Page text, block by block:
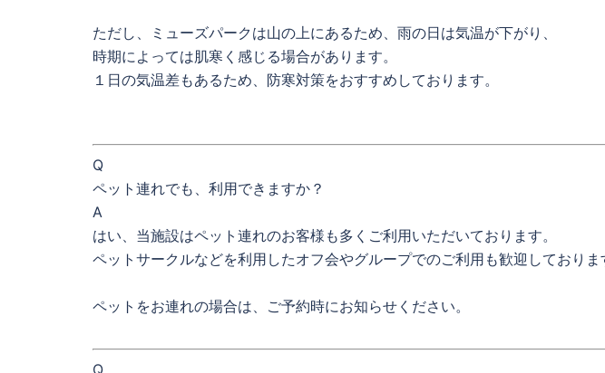
ただし、ミューズパークは山の上にあるため、雨の日は気温が下がり、
時期によっては肌寒く感じる場合があります。
１日の気温差もあるため、防寒対策をおすすめしております。
Q
ペット連れでも、利用できますか？
A
はい、当施設はペット連れのお客様も多くご利用いただいております。
ペットサークルなどを利用したオフ会やグループでのご利用も歓迎しておりま
ペットをお連れの場合は、ご予約時にお知らせください。
Q